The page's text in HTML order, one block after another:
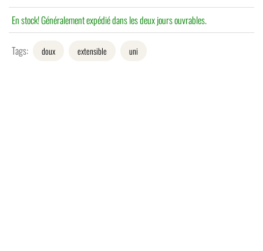
En stock! Généralement expédié dans les deux jours ouvrables.
Tags: doux extensible uni